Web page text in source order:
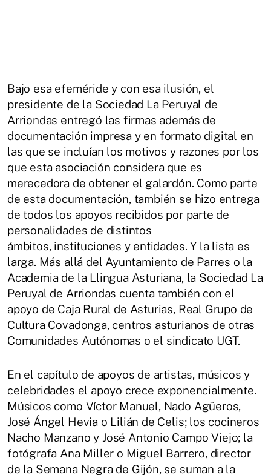
Bajo esa efeméride y con esa ilusión, el
presidente de la Sociedad La Peruyal de
Arriondas entregó las firmas además de
documentación impresa y en formato digital en
las que se incluían los motivos y razones por los
que esta asociación considera que es
merecedora de obtener el galardón. Como parte
de esta documentación, también se hizo entrega
de todos los apoyos recibidos por parte de
personalidades de distintos
ámbitos, instituciones y entidades. Y la lista es
larga. Más allá del Ayuntamiento de Parres o la
Academia de la Llingua Asturiana, la Sociedad La
Peruyal de Arriondas cuenta también con el
apoyo de Caja Rural de Asturias, Real Grupo de
Cultura Covadonga, centros asturianos de otras
Comunidades Autónomas o el sindicato UGT.
En el capítulo de apoyos de artistas, músicos y
celebridades el apoyo crece exponencialmente.
Músicos como Víctor Manuel, Nado Agüeros,
José Ángel Hevia o Lilián de Celis; los cocineros
Nacho Manzano y José Antonio Campo Viejo; la
fotógrafa Ana Miller o Miguel Barrero, director
de la Semana Negra de Gijón, se suman a la